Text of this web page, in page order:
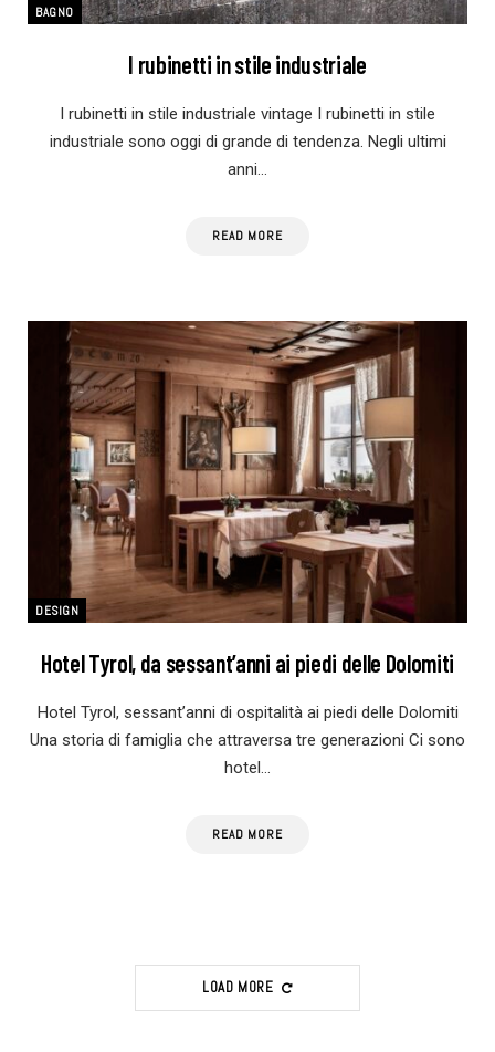
BAGNO
I rubinetti in stile industriale
I rubinetti in stile industriale vintage I rubinetti in stile
industriale sono oggi di grande di tendenza. Negli ultimi
anni…
READ MORE
DESIGN
Hotel Tyrol, da sessant’anni ai piedi delle Dolomiti
Hotel Tyrol, sessant’anni di ospitalità ai piedi delle Dolomiti
Una storia di famiglia che attraversa tre generazioni Ci sono
hotel…
READ MORE
LOAD MORE